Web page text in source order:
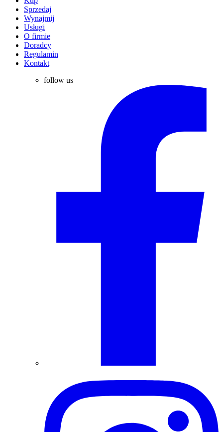
Sprzedaj
Wynajmij
Usługi
O firmie
Doradcy
Regulamin
Kontakt
follow us